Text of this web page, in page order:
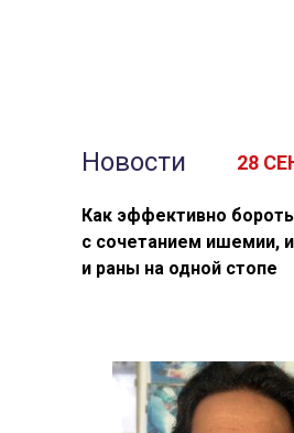
Новости
Как эффективно
с сочетанием ишемии,
и раны на одной стопе
28